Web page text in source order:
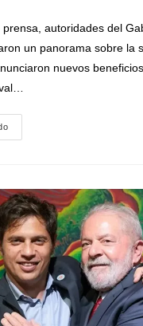
autoridades del
un panorama sobre la
nuevos
«El
Perjudicar
A
Los
Que
Menos
Tienen»